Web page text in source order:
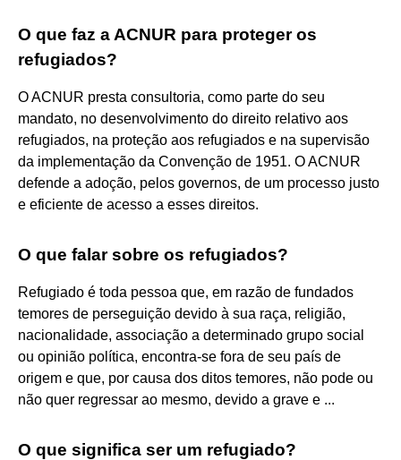
O que faz a ACNUR para proteger os
refugiados?
O ACNUR presta consultoria, como parte do seu
mandato, no desenvolvimento do direito relativo aos
refugiados, na proteção aos refugiados e na supervisão
da implementação da Convenção de 1951. O ACNUR
defende a adoção, pelos governos, de um processo justo
e eficiente de acesso a esses direitos.
O que falar sobre os refugiados?
Refugiado é toda pessoa que, em razão de fundados
temores de perseguição devido à sua raça, religião,
nacionalidade, associação a determinado grupo social
ou opinião política, encontra-se fora de seu país de
origem e que, por causa dos ditos temores, não pode ou
não quer regressar ao mesmo, devido a grave e ...
O que significa ser um refugiado?